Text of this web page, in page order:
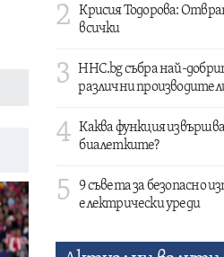
2
Крисия Тодорова:
всички
3
HHC.bg събра най-
различни
4 Каква функция
биалетките?
5
9 съвета за безопасно
електрически уреди